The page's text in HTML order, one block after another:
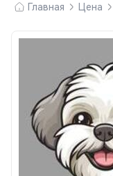
Главная Цена